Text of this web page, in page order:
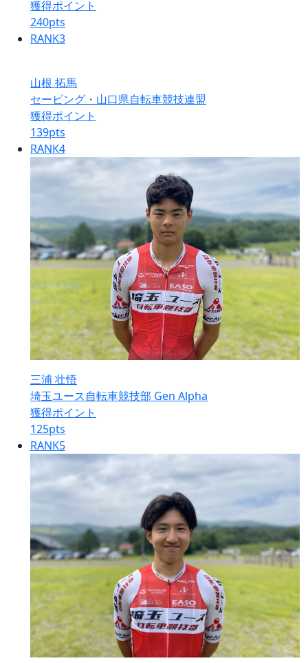
獲得ポイント
240pts
RANK3
山根 拓馬
セービング・山口県自転車競技連盟
獲得ポイント
139pts
RANK4
三浦 壮悟
埼玉ユース自転車競技部 Gen Alpha
獲得ポイント
125pts
RANK5